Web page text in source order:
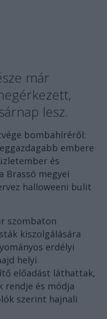
már
lesz.
bombahíréről:
embere
és
Brassó megyei
halloweeni bulit
szombaton
kiszolgálására
erdélyi
helyi
előadást láthattak,
rendje és módja
szerint hajnali